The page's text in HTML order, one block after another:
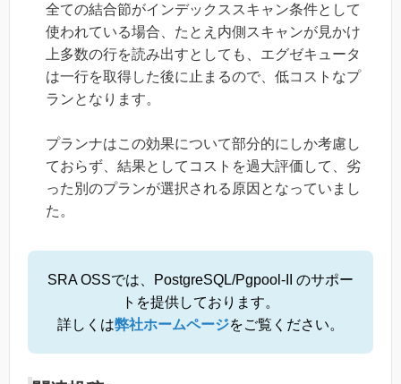
全ての結合節がインデックススキャン条件として
使われている場合、たとえ内側スキャンが見かけ
上多数の行を読み出すとしても、エグゼキュータ
は一行を取得した後に止まるので、低コストなプ
ランとなります。
プランナはこの効果について部分的にしか考慮し
ておらず、結果としてコストを過大評価して、劣
った別のプランが選択される原因となっていまし
た。
SRA OSSでは、PostgreSQL/Pgpool-II のサポー
トを提供しております。
詳しくは弊社ホームページをご覧ください。